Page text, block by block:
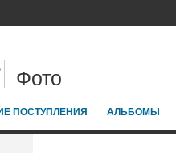
Фото
ПОСТУПЛЕНИЯ АЛЬБОМЫ